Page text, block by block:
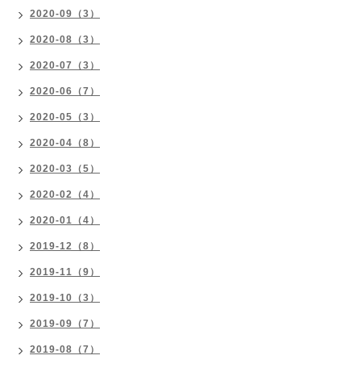
2020-09（3）
2020-08（3）
2020-07（3）
2020-06（7）
2020-05（3）
2020-04（8）
2020-03（5）
2020-02（4）
2020-01（4）
2019-12（8）
2019-11（9）
2019-10（3）
2019-09（7）
2019-08（7）